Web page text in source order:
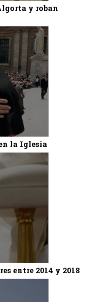
y roban
la Iglesia
entre 2014 y 2018